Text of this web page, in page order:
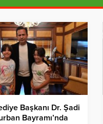
Başkanı Dr. Şadi
Bayramı’nda